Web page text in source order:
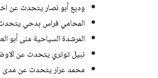
وديع أبو نصار يتحدث عن
المحامي فراس بدحي يتحدث
المرشدة السياحية منى أبو
نبيل توتري يتحدث عن
محمد عرار يتحدث عن مدى